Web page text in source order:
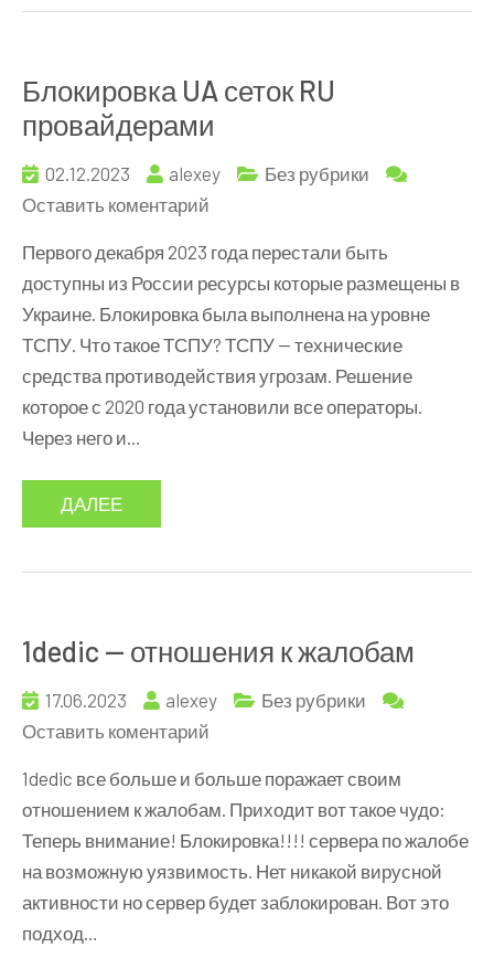
Блокировка UA сеток RU
провайдерами
02.12.2023 alexey
Без рубрики
Оставить коментарий
UA
сеток
RU
провайдерами
Первого декабря 2023 года перестали быть
доступны из России ресурсы которые размещены в
Украине. Блокировка была выполнена на уровне
ТСПУ. Что такое ТСПУ? ТСПУ — технические
средства противодействия угрозам. Решение
которое с 2020 года установили все операторы.
Через него и…
ДАЛЕЕ
1dedic — отношения к жалобам
17.06.2023 alexey
Без рубрики
Оставить коментарий
—
отношения
к
жалобам
1dedic все больше и больше поражает своим
отношением к жалобам. Приходит вот такое чудо:
Теперь внимание! Блокировка!!!! сервера по жалобе
на возможную уязвимость. Нет никакой вирусной
активности но сервер будет заблокирован. Вот это
подход…